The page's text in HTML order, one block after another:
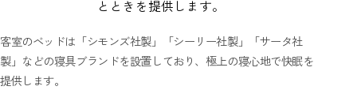
とときを提供します。
客室のベッドは「シモンズ社製」「シーリー社製」「サータ社
製」などの寝具ブランドを設置しており、極上の寝心地で快眠を
提供します。